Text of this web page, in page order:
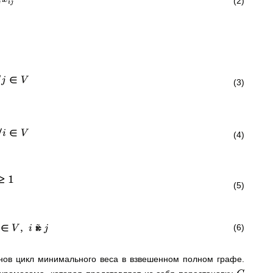
ij
j ∈ V (3)
i ∈ V (4)
≥ 1 (5)
∈ V , i 
= j (6)
цикл минимального веса в взвешенном полном графе.